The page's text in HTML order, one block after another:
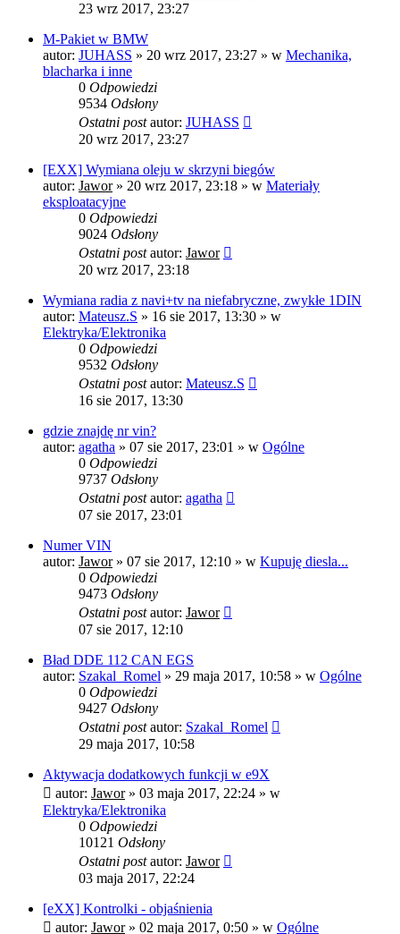
23 wrz 2017, 23:27
M-Pakiet w BMW
autor: JUHASS » 20 wrz 2017, 23:27 » w Mechanika,
blacharka i inne
0 Odpowiedzi
9534 Odsłony
Ostatni postautor: JUHASS
20 wrz 2017, 23:27
[EXX] Wymiana oleju w skrzyni biegów
autor: Jawor» 20 wrz 2017, 23:18 » w Materiały
eksploatacyjne
0 Odpowiedzi
9024 Odsłony
Ostatni postautor: Jawor
20 wrz 2017, 23:18
Wymiana radia z navi+tv na niefabryczne, zwykłe 1DIN
autor: Mateusz.S » 16 sie 2017, 13:30 » w
Elektryka/Elektronika
0 Odpowiedzi
9532 Odsłony
Ostatni postautor: Mateusz.S
16 sie 2017, 13:30
gdzie znajdę nr vin?
autor: agatha » 07 sie 2017, 23:01 » w Ogólne
0 Odpowiedzi
9737 Odsłony
Ostatni postautor: agatha
07 sie 2017, 23:01
Numer VIN
autor: Jawor» 07 sie 2017, 12:10 » w Kupuję diesla...
0 Odpowiedzi
9473 Odsłony
Ostatni postautor: Jawor
07 sie 2017, 12:10
Bład DDE 112 CAN EGS
autor: Szakal_Romel » 29 maja 2017, 10:58 » w Ogólne
0 Odpowiedzi
9427 Odsłony
Ostatni postautor: Szakal_Romel
29 maja 2017, 10:58
Aktywacja dodatkowych funkcji w e9X
autor: Jawor» 03 maja 2017, 22:24 » w
Elektryka/Elektronika
0 Odpowiedzi
10121 Odsłony
Ostatni postautor: Jawor
03 maja 2017, 22:24
[eXX] Kontrolki - objaśnienia
autor: Jawor» 02 maja 2017, 0:50 » w Ogólne